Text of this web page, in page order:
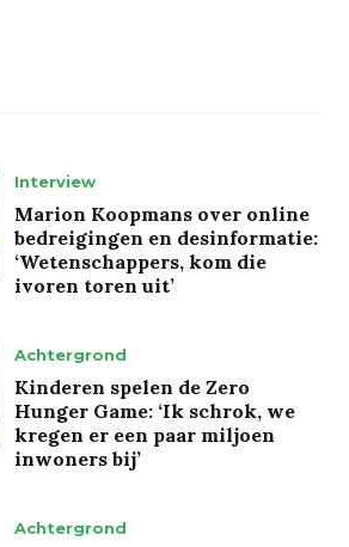
Interview
Marion Koopmans over online
bedreigingen en desinformatie:
‘Wetenschappers, kom die
ivoren toren uit’
Achtergrond
Kinderen spelen de Zero
Hunger Game: ‘Ik schrok, we
kregen er een paar miljoen
inwoners bij’
Achtergrond